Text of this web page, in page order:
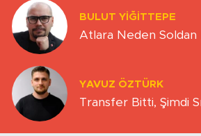
BULUT YİĞİTTEPE
Atlara Neden Soldan
YAVUZ ÖZTÜRK
Transfer Bitti, Şimdi